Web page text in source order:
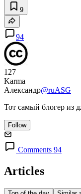
9
94
127
Karma
Александр@ruASG
Тот самый блогер из
Follow
Comments 94
Articles